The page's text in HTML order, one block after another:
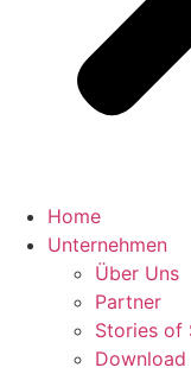
Home
Unternehmen
Über Uns
Partner
Stories of
Download